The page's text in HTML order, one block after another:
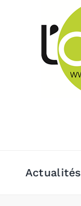
Actualités